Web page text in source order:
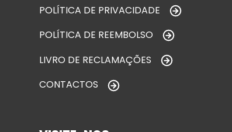
POLÍTICA DE PRIVACIDADE
POLÍTICA DE REEMBOLSO
LIVRO DE RECLAMAÇÕES
CONTACTOS